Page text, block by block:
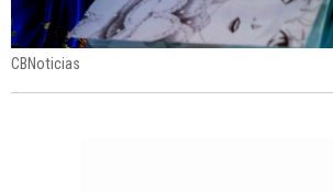
CBNoticias